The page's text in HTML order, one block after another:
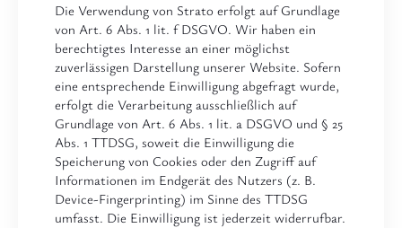
Die Verwendung von Strato erfolgt auf Grundlage
von Art. 6 Abs. 1 lit. f DSGVO. Wir haben ein
berechtigtes Interesse an einer möglichst
zuverlässigen Darstellung unserer Website. Sofern
eine entsprechende Einwilligung abgefragt wurde,
erfolgt die Verarbeitung ausschließlich auf
Grundlage von Art. 6 Abs. 1 lit. a DSGVO und § 25
Abs. 1 TTDSG, soweit die Einwilligung die
Speicherung von Cookies oder den Zugriff auf
Informationen im Endgerät des Nutzers (z. B.
Device-Fingerprinting) im Sinne des TTDSG
umfasst. Die Einwilligung ist jederzeit widerrufbar.